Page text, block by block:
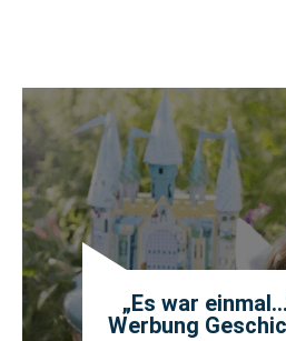
„Es war
Werbung